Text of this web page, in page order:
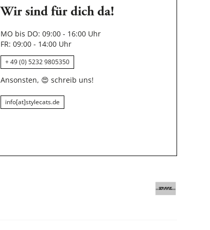
Wir sind für dich da!
MO bis DO: 09:00 - 16:00 Uhr
FR: 09:00 - 14:00 Uhr
+ 49 (0) 5232 9805350
Ansonsten, 😍 schreib uns!
info[at]stylecats.de